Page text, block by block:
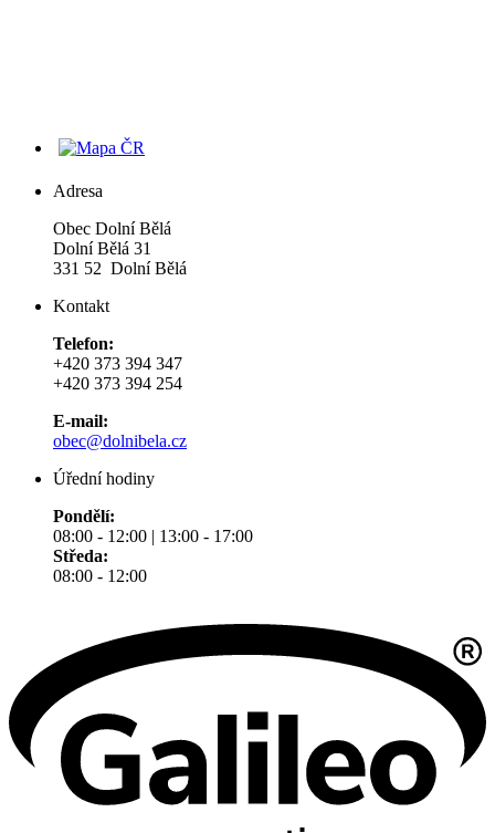
Adresa
Obec Dolní Bělá
Dolní Bělá 31
331 52 Dolní Bělá
Kontakt
Telefon:
+420 373 394 347
+420 373 394 254
E-mail:
obec@dolnibela.cz
Úřední hodiny
Pondělí:
08:00 - 12:00 | 13:00 - 17:00
Středa:
08:00 - 12:00